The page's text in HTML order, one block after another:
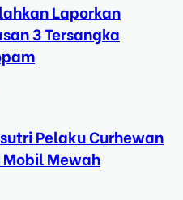
Laporkan
3 Tersangka
Pelaku Curhewan
Mewah